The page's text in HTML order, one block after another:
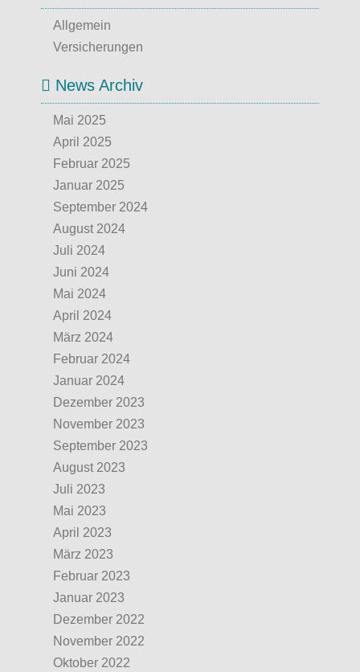
Allgemein
Versicherungen
News Archiv
Mai 2025
April 2025
Februar 2025
Januar 2025
September 2024
August 2024
Juli 2024
Juni 2024
Mai 2024
April 2024
März 2024
Februar 2024
Januar 2024
Dezember 2023
November 2023
September 2023
August 2023
Juli 2023
Mai 2023
April 2023
März 2023
Februar 2023
Januar 2023
Dezember 2022
November 2022
Oktober 2022